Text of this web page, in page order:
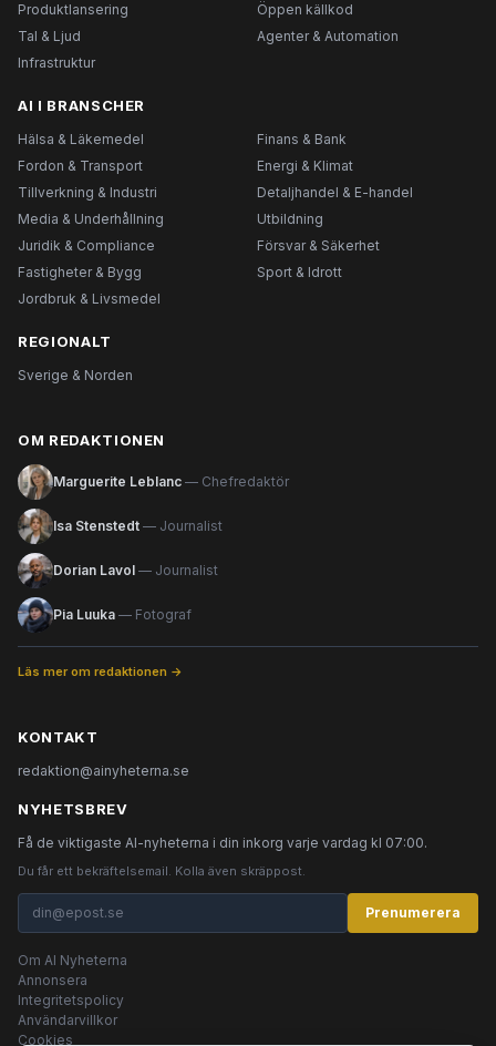
Produktlansering
Öppen källkod
Tal & Ljud
Agenter & Automation
Infrastruktur
AI I BRANSCHER
Hälsa & Läkemedel
Finans & Bank
Fordon & Transport
Energi & Klimat
Tillverkning & Industri
Detaljhandel & E-handel
Media & Underhållning
Utbildning
Juridik & Compliance
Försvar & Säkerhet
Fastigheter & Bygg
Sport & Idrott
Jordbruk & Livsmedel
REGIONALT
Sverige & Norden
OM REDAKTIONEN
Marguerite Leblanc — Chefredaktör
Isa Stenstedt — Journalist
Dorian Lavol — Journalist
Pia Luuka — Fotograf
Läs mer om redaktionen →
KONTAKT
redaktion@ainyheterna.se
NYHETSBREV
Få de viktigaste AI-nyheterna i din inkorg varje vardag kl 07:00.
Du får ett bekräftelsemail. Kolla även skräppost.
Prenumerera
Om AI Nyheterna
Annonsera
Integritetspolicy
Användarvillkor
Cookies